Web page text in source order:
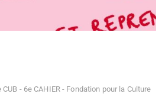
- 6e CAHIER - Fondation pour la Culture